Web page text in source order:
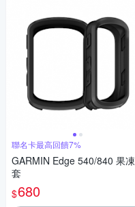
聯名卡最高回饋7%
GARMIN Edge 540/840 果凍
套
$680